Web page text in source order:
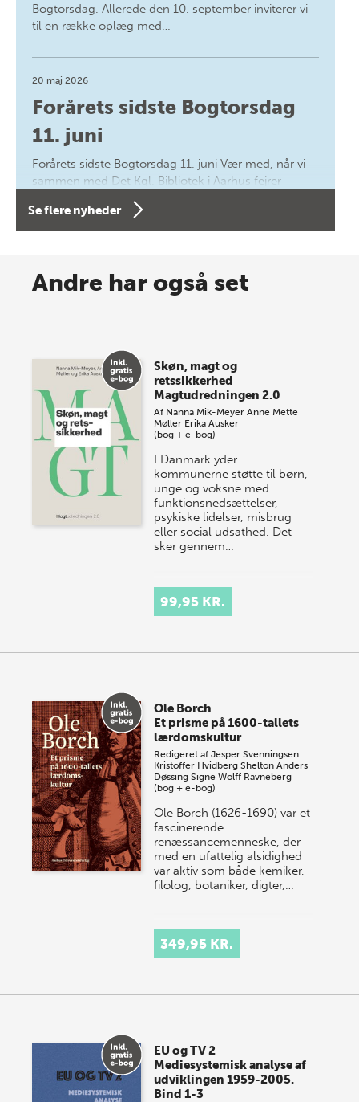
Bogtorsdag. Allerede den 10. september inviterer vi
til en række oplæg med…
20 maj 2026
Forårets sidste Bogtorsdag
11. juni
Forårets sidste Bogtorsdag 11. juni Vær med, når vi
sammen med Det Kgl. Bibliotek i Aarhus fejrer
forfatterne bag vores nyes…
Spar op til 70% til sommer-
store sommer-lagersalg, så sæt kryds i kalenderen
onsdag den 10. j…
Se flere nyheder
Andre har også set
Skøn, magt og
retssikkerhed
Magtudredningen 2.0
Af Nanna Mik-Meyer Anne Mette
Møller Erika Ausker
(bog + e-bog)
I Danmark yder
kommunerne støtte til børn,
unge og voksne med
funktionsnedsættelser,
psykiske lidelser, misbrug
eller social udsathed. Det
sker gennem…
99,95 KR.
Ole Borch
Et prisme på 1600-tallets
lærdomskultur
Redigeret afJesper Svenningsen
Kristoffer Hvidberg Shelton Anders
Døssing Signe Wolff Ravneberg
(bog + e-bog)
Ole Borch (1626-1690) var et
fascinerende
renæssancemenneske, der
med en ufattelig alsidighed
var aktiv som både kemiker,
filolog, botaniker, digter,…
349,95 KR.
EU og TV 2
Mediesystemisk analyse af
udviklingen 1959-2005.
Bind 1-3